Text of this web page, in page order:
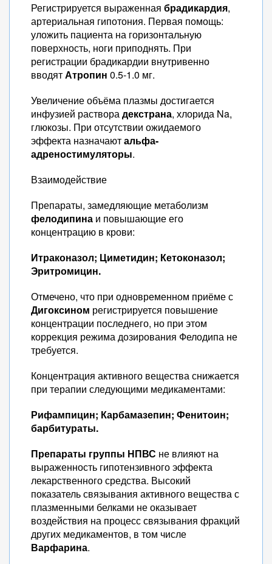
Регистрируется выраженная брадикардия,
артериальная гипотония. Первая помощь:
уложить пациента на горизонтальную
поверхность, ноги приподнять. При
регистрации брадикардии внутривенно
вводятАтропин 0.5-1.0 мг.
Увеличение объёма плазмы достигается
инфузией растворадекстрана, хлорида Na,
глюкозы. При отсутствии ожидаемого
эффекта назначаютальфа-
адреностимуляторы.
Взаимодействие
Препараты, замедляющие метаболизм
фелодипина и повышающие его
концентрацию в крови:
Итраконазол; Циметидин; Кетоконазол;
Эритромицин.
Отмечено, что при одновременном приёме с
Дигоксином регистрируется повышение
концентрации последнего, но при этом
коррекция режима дозирования Фелодипа не
требуется.
Концентрация активного вещества снижается
при терапии следующими медикаментами:
Рифампицин; Карбамазепин; Фенитоин;
барбитураты.
Препараты группы НПВС не влияют на
выраженность гипотензивного эффекта
лекарственного средства. Высокий
показатель связывания активного вещества с
плазменными белками не оказывает
воздействия на процесс связывания фракций
других медикаментов, в том числе
Варфарина.